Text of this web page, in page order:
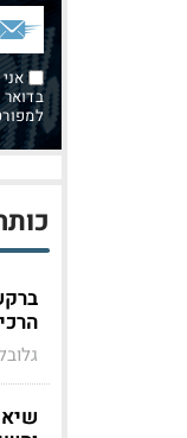
אני
למפורט